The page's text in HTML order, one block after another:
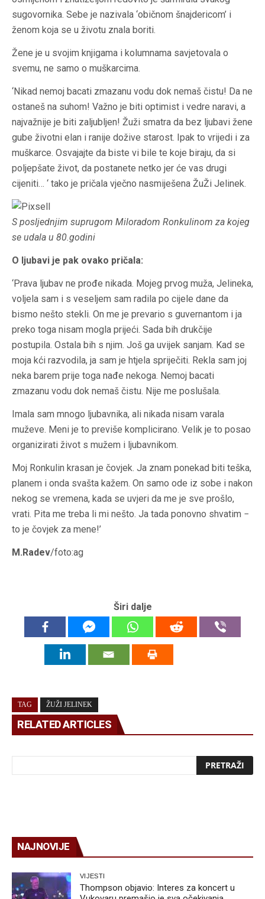
sugovornika. Sebe je nazivala ‘običnom šnajdericom’ i
ženom koja se u životu znala boriti.
Žene je u svojim knjigama i kolumnama savjetovala o
svemu, ne samo o muškarcima.
‘Nikad nemoj bacati zmazanu vodu dok nemaš čistu! Da ne
ostaneš na suhom! Važno je biti optimist i vedre naravi, a
najvažnije je biti zaljubljen! Žuži smatra da bez ljubavi žene
gube životni elan i ranije dožive starost. Ipak to vrijedi i za
muškarce. Osvajajte da biste vi bile te koje biraju, da si
poljepšate život, da postanete netko jer će vas drugi
cijeniti… ‘ tako je pričala vječno nasmiješena ŽuŽi Jelinek.
S posljednjim suprugom Miloradom Ronkulinom za kojeg
se udala u 80.godini
O ljubavi je pak ovako pričala:
‘Prava ljubav ne prođe nikada. Mojeg prvog muža, Jelineka,
voljela sam i s veseljem sam radila po cijele dane da
bismo nešto stekli. On me je prevario s guvernantom i ja
preko toga nisam mogla prijeći. Sada bih drukčije
postupila. Ostala bih s njim. Još ga uvijek sanjam. Kad se
moja kći razvodila, ja sam je htjela spriječiti. Rekla sam joj
neka barem prije toga nađe nekoga. Nemoj bacati
zmazanu vodu dok nemaš čistu. Nije me poslušala.
Imala sam mnogo ljubavnika, ali nikada nisam varala
muževe. Meni je to previše komplicirano. Velik je to posao
organizirati život s mužem i ljubavnikom.
Moj Ronkulin krasan je čovjek. Ja znam ponekad biti teška,
planem i onda svašta kažem. On samo ode iz sobe i nakon
nekog se vremena, kada se uvjeri da me je sve prošlo,
vrati. Pita me treba li mi nešto. Ja tada ponovno shvatim −
to je čovjek za mene!’
M.Radev/foto:ag
Širi dalje
TAG ŽUŽI JELINEK
RELATED ARTICLES
NAJNOVIJE
VIJESTI
Thompson objavio: Interes za koncert u